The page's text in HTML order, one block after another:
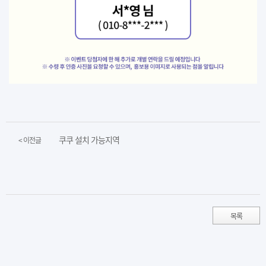
< 이전글 쿠쿠 설치 가능지역
목록